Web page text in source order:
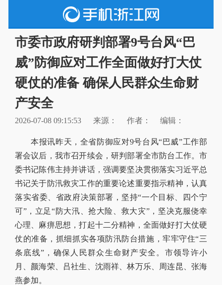
市委市政府研判部署9号台风“巴
威”防御应对工作全面做好打大仗
硬仗的准备 确保人民群众生命财
产安全
2026-07-08 09:15:53 来源： 作者： 编辑：
本报讯昨天，全省防御应对9号台风“巴威”工作部
署会议后，我市召开续会，研判部署全市防台工作。市
委书记陈伟主持并讲话，强调要坚决贯彻落实习近平总
书记关于防汛救灾工作的重要论述重要指示精神，认真
落实省委、省政府决策部署，坚持“一个目标、四个宁
可”，立足“防大汛、抢大险、救大灾”，坚决克服侥幸
心理、麻痹思想，打起十二分精神，全面做好打大仗硬
仗的准备，抓细抓实各项防汛防台措施，牢牢守住“三
条底线”，确保人民群众生命财产安全。市领导许小
月、颜海荣、吕社生、沈雨祥、林万乐、周连昆、张海
燕参加。